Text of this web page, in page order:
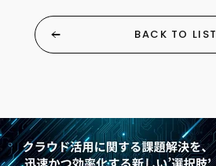
BACK TO LIST